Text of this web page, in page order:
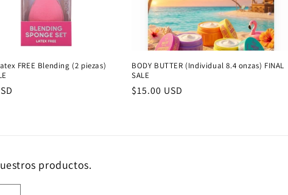
FREE Blending (2 piezas)
BODY BUTTER (Individual 8.4 onzas) FINAL
SALE
Precio
$15.00 USD
productos.